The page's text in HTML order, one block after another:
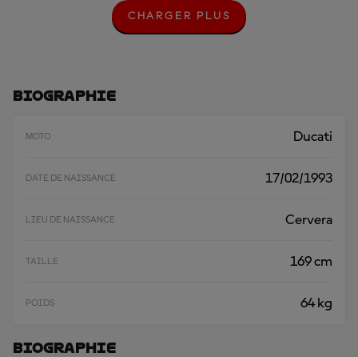
C
H
CHARGER PLUS
Biographie
MOTO Ducati
DATE DE NAISSANCE 17/02/1993
LIEU DE NAISSANCE Cervera
TAILLE 169 cm
POIDS 64 kg
Biographie